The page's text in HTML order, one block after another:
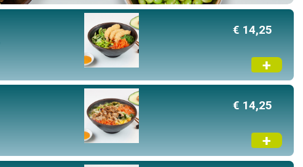
€ 14,25
+
€ 14,25
+